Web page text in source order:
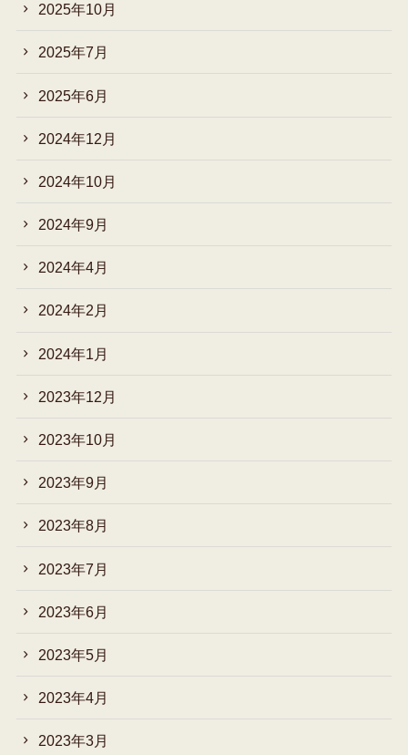
2025年10月
2025年7月
2025年6月
2024年12月
2024年10月
2024年9月
2024年4月
2024年2月
2024年1月
2023年12月
2023年10月
2023年9月
2023年8月
2023年7月
2023年6月
2023年5月
2023年4月
2023年3月